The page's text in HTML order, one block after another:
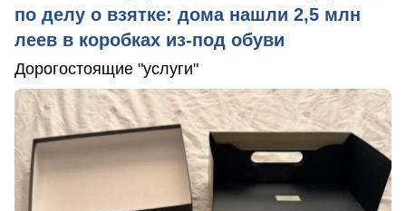
по делу о взятке: дома нашли 2,5 млн
леев в коробках из-под обуви
Дорогостоящие "услуги"